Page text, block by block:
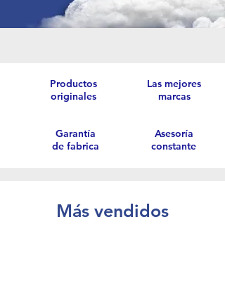
Productos
originales
Las mejores
marcas
Garantía
de fabrica
Asesoría
constante
Más vendidos